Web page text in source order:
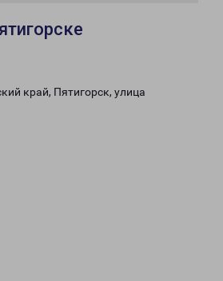
край, Пятигорск, улица